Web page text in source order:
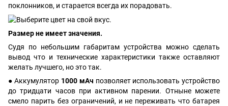
поклонников, и старается всегда их порадовать.
Размер не имеет значения.
Судя по небольшим габаритам устройства можно сделать
вывод что и технические характеристики также оставляют
желать лучшего, но это так.
● Аккумулятор 1000 мАч позволяет использовать устройство
до тридцати часов при активном парении. Отныне можете
смело парить без ограничений, и не переживать что батарея